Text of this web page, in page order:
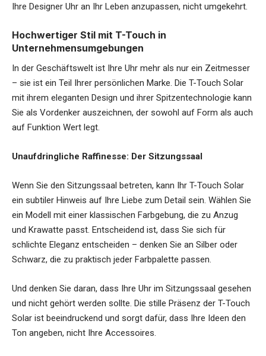
Ihre Designer Uhr an Ihr Leben anzupassen, nicht umgekehrt.
Hochwertiger Stil mit T-Touch in
Unternehmensumgebungen
In der Geschäftswelt ist Ihre Uhr mehr als nur ein Zeitmesser
– sie ist ein Teil Ihrer persönlichen Marke. Die T-Touch Solar
mit ihrem eleganten Design und ihrer Spitzentechnologie kann
Sie als Vordenker auszeichnen, der sowohl auf Form als auch
auf Funktion Wert legt.
Unaufdringliche Raffinesse: Der Sitzungssaal
Wenn Sie den Sitzungssaal betreten, kann Ihr T-Touch Solar
ein subtiler Hinweis auf Ihre Liebe zum Detail sein. Wählen Sie
ein Modell mit einer klassischen Farbgebung, die zu Anzug
und Krawatte passt. Entscheidend ist, dass Sie sich für
schlichte Eleganz entscheiden – denken Sie an Silber oder
Schwarz, die zu praktisch jeder Farbpalette passen.
Und denken Sie daran, dass Ihre Uhr im Sitzungssaal gesehen
und nicht gehört werden sollte. Die stille Präsenz der T-Touch
Solar ist beeindruckend und sorgt dafür, dass Ihre Ideen den
Ton angeben, nicht Ihre Accessoires.